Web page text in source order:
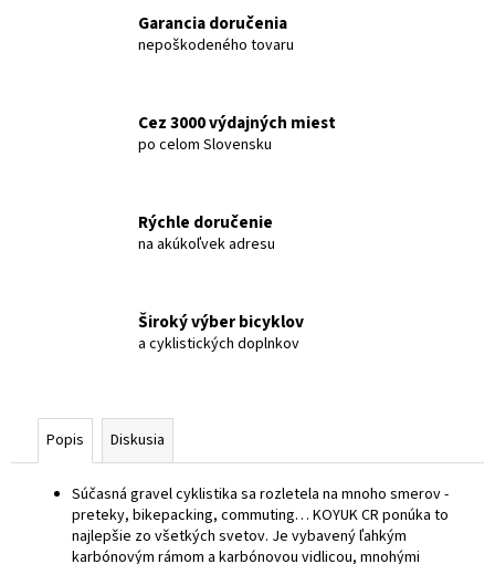
Garancia doručenia
nepoškodeného tovaru
Cez 3000 výdajných miest
po celom Slovensku
Rýchle doručenie
na akúkoľvek adresu
Široký výber bicyklov
a cyklistických doplnkov
Popis Diskusia
Súčasná gravel cyklistika sa rozletela na mnoho smerov -
preteky, bikepacking, commuting… KOYUK CR ponúka to
najlepšie zo všetkých svetov. Je vybavený ľahkým
karbónovým rámom a karbónovou vidlicou, mnohými